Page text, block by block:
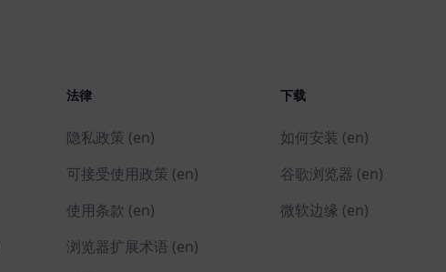
法律
隐私政策 (en)
可接受使用政策 (en)
使用条款 (en)
浏览器扩展术语 (en)
下载
如何安装 (en)
谷歌浏览器 (en)
微软边缘 (en)